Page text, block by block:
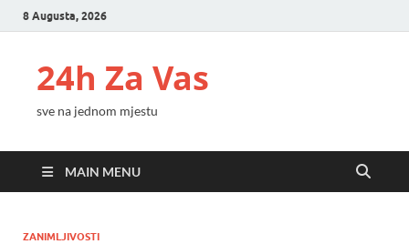
8 Augusta, 2026
24h Za Vas
sve na jednom mjestu
MAIN MENU
ZANIMLJIVOSTI